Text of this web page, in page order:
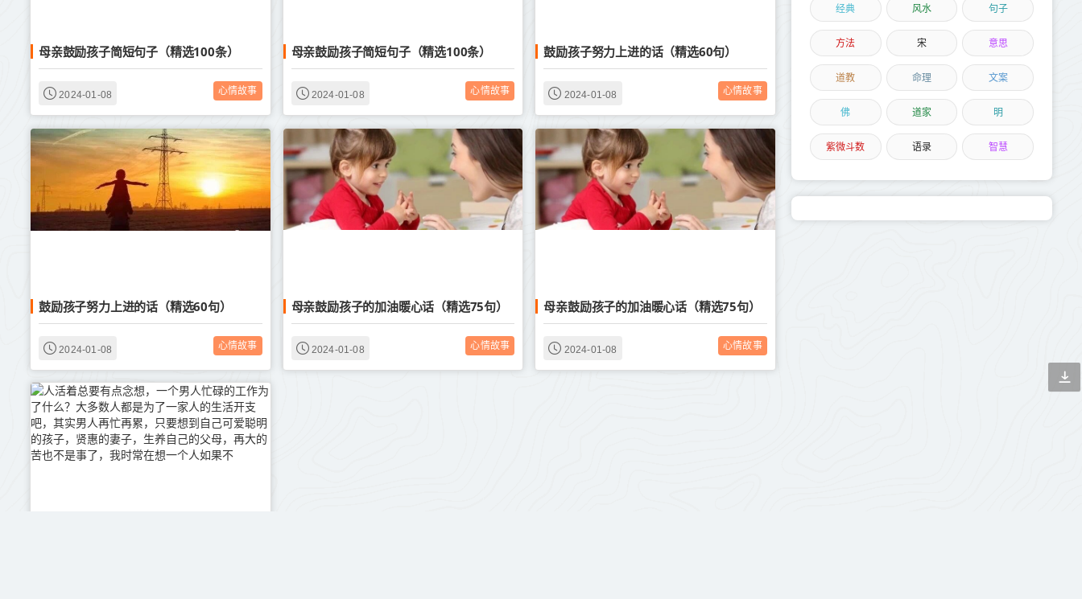
母亲鼓励孩子简短句子（精选100条）
2024-01-08 心情故事
母亲鼓励孩子简短句子（精选100条）
2024-01-08 心情故事
鼓励孩子努力上进的话（精选60句）
2024-01-08 心情故事
鼓励孩子努力上进的话（精选60句）
2024-01-08 心情故事
母亲鼓励孩子的加油暖心话（精选75句）
2024-01-08 心情故事
母亲鼓励孩子的加油暖心话（精选75句）
2024-01-08 心情故事
经典 风水 句子
方法 宋 意思
道教 命理 文案
佛 道家 明
紫微斗数 语录 智慧